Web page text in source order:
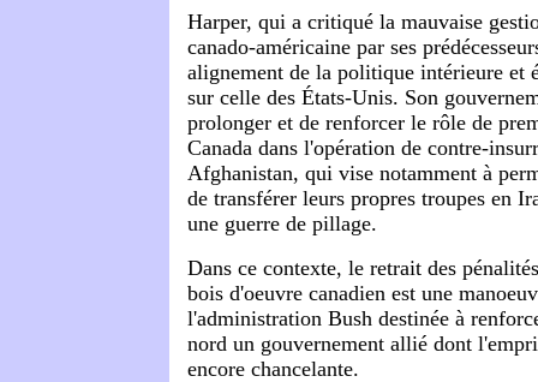
Harper, qui a critiqué la mauvaise
canado-américaine par ses
alignement de la politique intérieure et
sur celle des États-Unis. Son
prolonger et de renforcer le rôle de
Canada dans l'opération de contre-
Afghanistan, qui vise notamment à
de transférer leurs propres troupes en
une guerre de pillage.
Dans ce contexte, le retrait des
bois d'oeuvre canadien est une
l'administration Bush destinée à
nord un gouvernement allié dont
encore chancelante.